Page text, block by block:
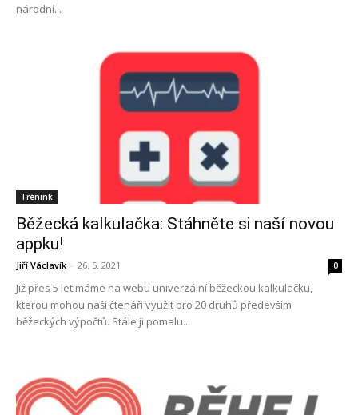
národní...
Trénink
Běžecká kalkulačka: Stáhněte si naší novou
appku!
Jiří Václavík - 26. 5. 2021 0
Již přes 5 let máme na webu univerzální běžeckou kalkulačku,
kterou mohou naši čtenáři využít pro 20 druhů především
běžeckých výpočtů. Stále ji pomalu...